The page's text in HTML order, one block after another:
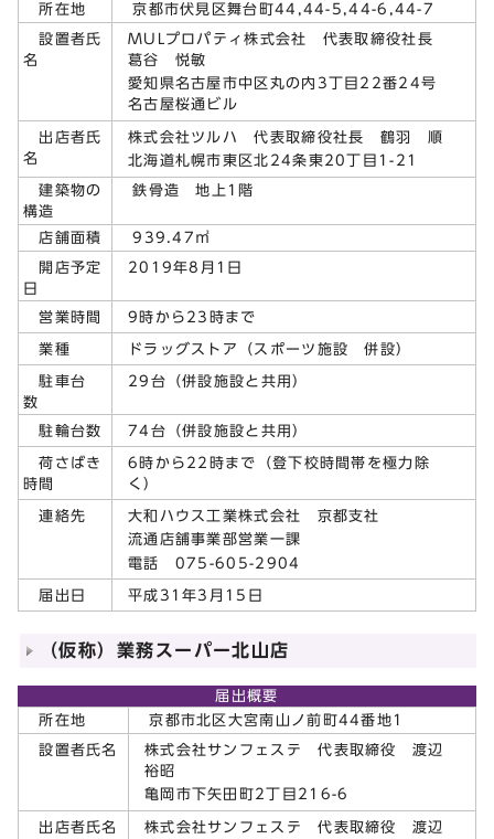
所在地
京都市伏見区舞台町44,44-5,44-6,44-7
設置者氏
名
MULプロパティ株式会社 代表取締役社長
葛谷 悦敏
愛知県名古屋市中区丸の内3丁目22番24号
名古屋桜通ビル
出店者氏
名
株式会社ツルハ 代表取締役社長 鶴羽 順
北海道札幌市東区北24条東20丁目1-21
建築物の
構造
鉄骨造 地上1階
店舗面積 939.47㎡
開店予定
日
2019年8月1日
営業時間 9時から23時まで
業種 ドラッグストア（スポーツ施設 併設）
駐車台
数
29台（併設施設と共用）
駐輪台数 74台（併設施設と共用）
荷さばき
時間
6時から22時まで（登下校時間帯を極力除
く）
連絡先
大和ハウス工業株式会社 京都支社
流通店舗事業部営業一課
電話 075-605-2904
届出日 平成31年3月15日
（仮称）業務スーパー北山店
届出概要
所在地
京都市北区大宮南山ノ前町44番地1
設置者氏名
株式会社サンフェステ 代表取締役 渡辺
裕昭
亀岡市下矢田町2丁目216-6
出店者氏名
株式会社サンフェステ 代表取締役 渡辺